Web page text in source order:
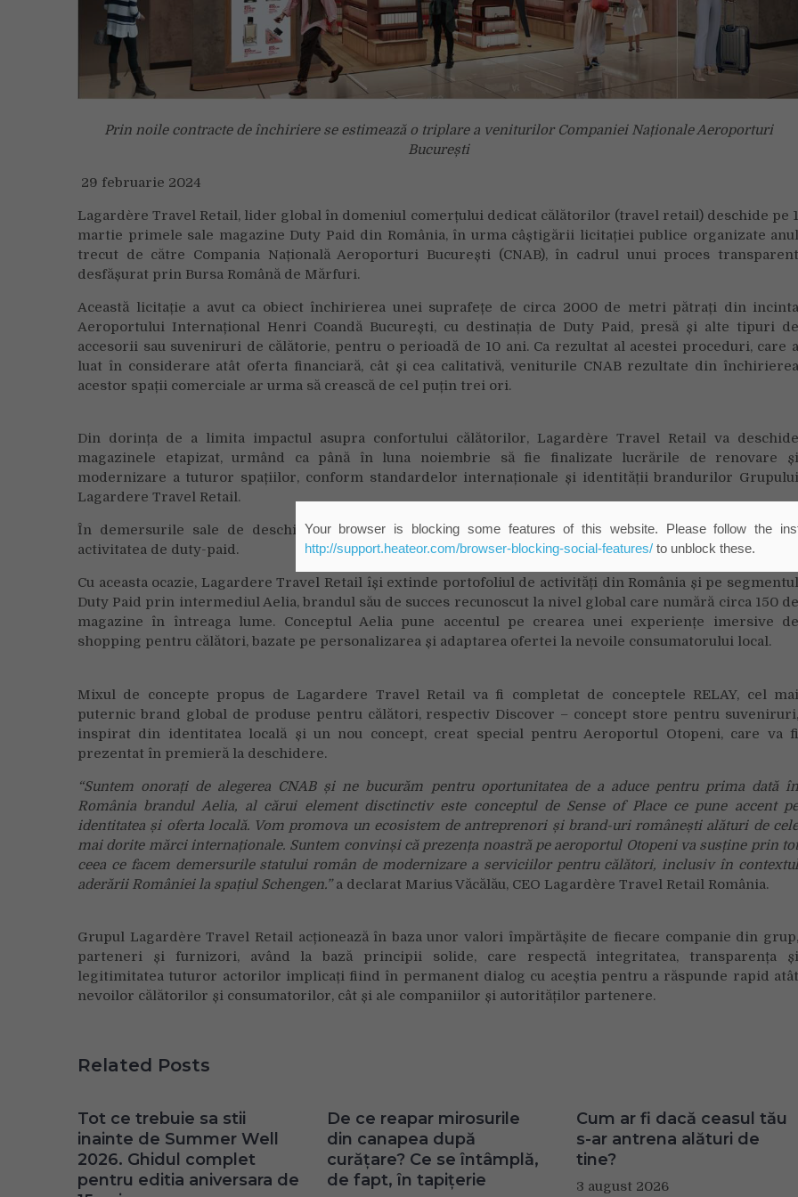
Prin noile contracte de închiriere se estimează o triplare a veniturilor Companiei Naționale Aeroporturi
București
29 februarie 2024
Lagardère Travel Retail, lider global în domeniul comerțului dedicat călătorilor (travel retail) deschide pe 1
martie primele sale magazine Duty Paid din România, în urma câștigării licitației publice organizate anul
trecut de către Compania Națională Aeroporturi București (CNAB), în cadrul unui proces transparent
desfășurat prin Bursa Română de Mărfuri.
Această licitație a avut ca obiect închirierea unei suprafețe de circa 2000 de metri pătrați din incinta
Aeroportului Internațional Henri Coandă București, cu destinația de Duty Paid, presă și alte tipuri de
accesorii sau suveniruri de călătorie, pentru o perioadă de 10 ani. Ca rezultat al acestei proceduri, care a
luat în considerare atât oferta financiară, cât și cea calitativă, veniturile CNAB rezultate din închirierea
acestor spații comerciale ar urma să crească de cel puțin trei ori.
Din dorința de a limita impactul asupra confortului călătorilor, Lagardère Travel Retail va deschide
magazinele etapizat, urmând ca până în luna noiembrie să fie finalizate lucrările de renovare și
modernizare a tuturor spațiilor, conform standardelor internaționale și identității brandurilor Grupului
Lagardere Travel Retail.
În demersurile sale de deschidere, grupul va avea personal specializat cu experiență anterioară în
activitatea de duty-paid.
Cu aceasta ocazie, Lagardere Travel Retail își extinde portofoliul de activități din România și pe segmentul
Duty Paid prin intermediul Aelia, brandul său de succes recunoscut la nivel global care numără circa 150 de
magazine în întreaga lume. Conceptul Aelia pune accentul pe crearea unei experiențe imersive de
shopping pentru călători, bazate pe personalizarea și adaptarea ofertei la nevoile consumatorului local.
Mixul de concepte propus de Lagardere Travel Retail va fi completat de conceptele RELAY, cel mai
puternic brand global de produse pentru călători, respectiv Discover – concept store pentru suveniruri,
inspirat din identitatea locală și un nou concept, creat special pentru Aeroportul Otopeni, care va fi
prezentat în premieră la deschidere.
“Suntem onorați de alegerea CNAB și ne bucurăm pentru oportunitatea de a aduce pentru prima dată în
România brandul Aelia, al cărui element disctinctiv este conceptul de Sense of Place ce pune accent pe
identitatea și oferta locală. Vom promova un ecosistem de antreprenori și brand-uri românești alături de cele
mai dorite mărci internaționale. Suntem convinși că prezența noastră pe aeroportul Otopeni va susține prin tot
ceea ce facem demersurile statului român de modernizare a serviciilor pentru călători, inclusiv în contextul
aderării României la spațiul Schengen.”a declarat Marius Văcălău, CEO Lagardère Travel Retail România.
Grupul Lagardère Travel Retail acționează în baza unor valori împărtășite de fiecare companie din grup,
parteneri și furnizori, având la bază principii solide, care respectă integritatea, transparența și
legitimitatea tuturor actorilor implicați fiind în permanent dialog cu aceștia pentru a răspunde rapid atât
nevoilor călătorilor și consumatorilor, cât și ale companiilor și autorităților partenere.
Related Posts
Tot ce trebuie sa stii
inainte de Summer Well
2026. Ghidul complet
pentru editia aniversara de
De ce reapar mirosurile
din canapea după
curățare? Ce se întâmplă,
de fapt, în tapițerie
Cum ar fi dacă ceasul tău
s-ar antrena alături de
tine?
3 august 2026
Your browser is blocking some features of this website. Please follow the
http://support.heateor.com/browser-blocking-social-features/to unblock these.